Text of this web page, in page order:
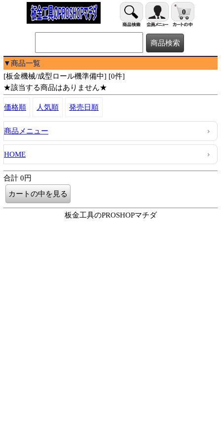
0
▼商品一覧
[板金機械/成型ロール機準備中] [0件]
★該当する商品はありません★
価格順 人気順 発売日順
商品メニュー
HOME
合計 0円
板金工具のPROSHOPマチダ